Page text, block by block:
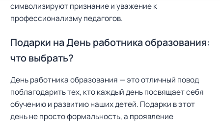
символизируют признание и уважение к
профессионализму педагогов.
Подарки на День работника образования:
что выбрать?
День работника образования — это отличный повод
поблагодарить тех, кто каждый день посвящает себя
обучению и развитию наших детей. Подарки в этот
день не просто формальность, а проявление